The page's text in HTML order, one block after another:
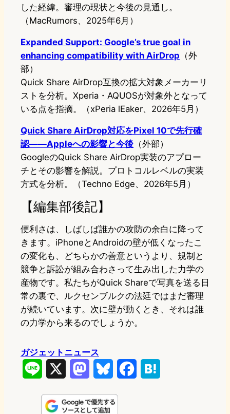
した経緯。審理の現状と今後の見通し。
（MacRumors、2025年6月）
Expanded Support: Google’s true goal in
enhancing compatibility with AirDrop （外
部）
Quick Share AirDrop互換の拡大対象メーカーリ
ストを分析。Xperia・AQUOSが対象外となって
いる点を指摘。（xPeria lEaker、2026年5月）
Quick Share AirDrop対応をPixel 10で先行確
認——Appleへの影響と今後 （外部）
GoogleのQuick Share AirDrop実装のアプロー
チとその影響を解説。プロトコルレベルの実装
方式を分析。（Techno Edge、2026年5月）
【編集部後記】
便利さは、しばしば誰かの攻防の余白に降って
きます。iPhoneとAndroidの壁が低くなったこ
の変化も、どちらかの善意というより、規制と
競争と訴訟が組み合わさって生み出した力学の
産物です。私たちがQuick Shareで写真を送る日
常の裏で、ルクセンブルクの法廷ではまだ審理
が続いています。次に壁が動くとき、それは誰
の力学から来るのでしょうか。
ガジェットニュース
n
s
u